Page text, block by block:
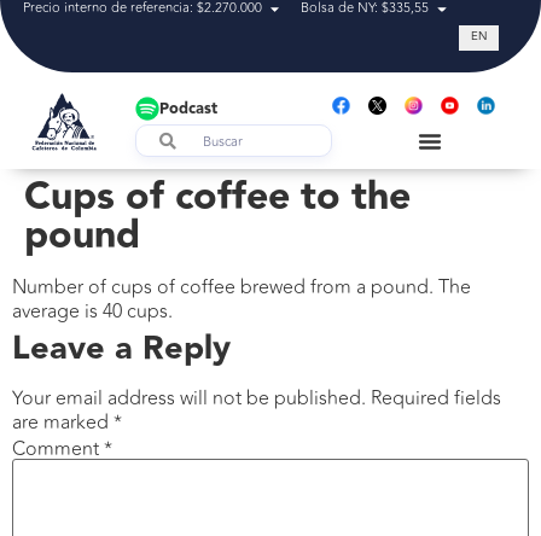
Precio interno de referencia: $2.270.000 Bolsa de NY: $335,55 Tasa de
EN
Podcast
Cups of coffee to the
pound
Number of cups of coffee brewed from a pound. The
average is 40 cups.
Leave a Reply
Your email address will not be published. Required fields
are marked *
Comment*